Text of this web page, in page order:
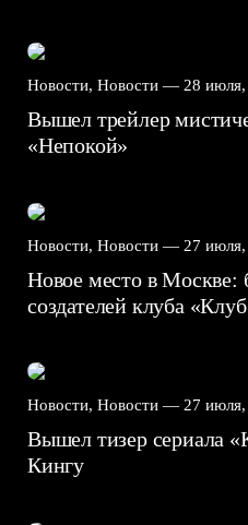
Новости, Новости — 28
Вышел трейлер
«Непокой»
Новости, Новости — 27
Новое место в Москве:
создателей клуба
Новости, Новости — 27 июля,
Вышел тизер сериала
Кингу